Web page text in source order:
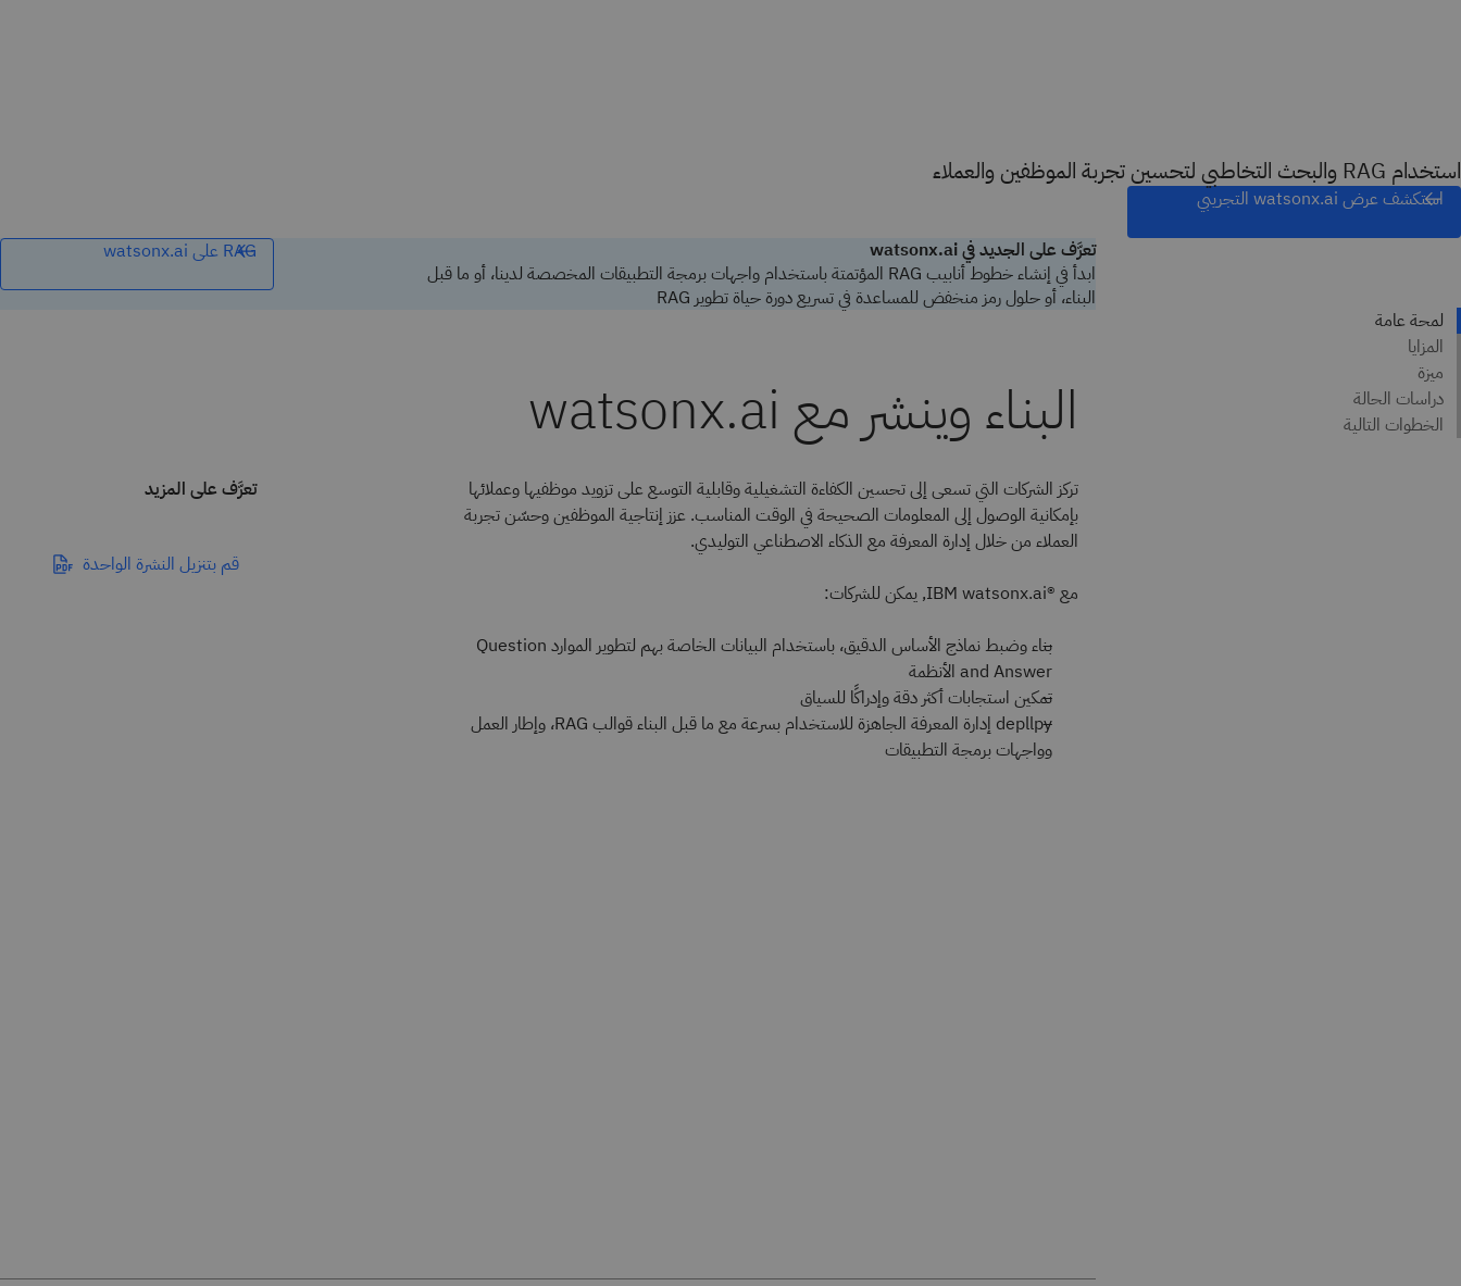
استخدام RAG والبحث التخاطبي لتحسين تجربة الموظفين والعملاء
استكشف عرض watsonx.ai التجريبي
تعرَّف على الجديد في watsonx.ai
ابدأ في إنشاء خطوط أنابيب RAG المؤتمتة باستخدام واجهات برمجة التطبيقات المخصصة لدينا، أو ما قبل
البناء، أو حلول رمز منخفض للمساعدة في تسريع دورة حياة تطوير RAG
RAG على watsonx.ai
تركز الشركات التي تسعى إلى تحسين الكفاءة التشغيلية وقابلية التوسع على تزويد موظفيها وعملائها
بإمكانية الوصول إلى المعلومات الصحيحة في الوقت المناسب. عزز إنتاجية الموظفين وحسّن تجربة
العملاء من خلال إدارة المعرفة مع الذكاء الاصطناعي التوليدي.
مع ®IBM watsonx.ai, يمكن للشركات:
بناء وضبط نماذج الأساس الدقيق، باستخدام البيانات الخاصة بهم لتطوير الموارد Question
and Answer الأنظمة
تمكين استجابات أكثر دقة وإدراكًا للسياق
depllpy إدارة المعرفة الجاهزة للاستخدام بسرعة مع ما قبل البناء قوالب RAG، وإطار العمل
وواجهات برمجة التطبيقات
تعرَّف على المزيد
قم بتنزيل النشرة الواحدة